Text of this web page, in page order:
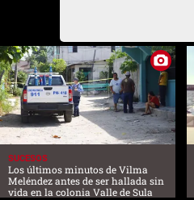
SUCESOS
Los últimos minutos de Vilma
Meléndez antes de ser hallada sin
vida en la colonia Valle de Sula